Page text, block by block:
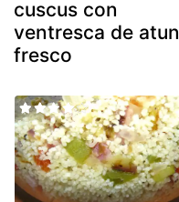
cuscus con
ventresca de atun
fresco